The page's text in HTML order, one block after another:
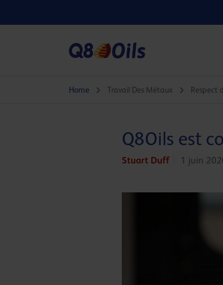
Home Travail Des Métaux Respect
Q8Oils est
Stuart Duff 1 juin